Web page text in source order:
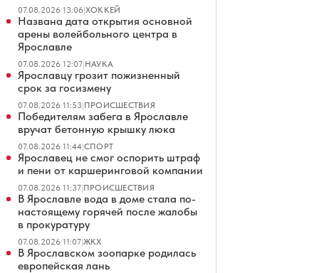
07.08.2026 13:06|ХОККЕЙ
Названа дата открытия основной
арены волейбольного центра в
Ярославле
07.08.2026 12:07|НАУКА
Ярославцу грозит пожизненный
срок за госизмену
07.08.2026 11:53|ПРОИСШЕСТВИЯ
Победителям забега в Ярославле
вручат бетонную крышку люка
07.08.2026 11:44|СПОРТ
Ярославец не смог оспорить штраф
и пени от каршеринговой компании
07.08.2026 11:37|ПРОИСШЕСТВИЯ
В Ярославле вода в доме стала по-
настоящему горячей после жалобы
в прокуратуру
07.08.2026 11:07|ЖКХ
В Ярославском зоопарке родилась
европейская лань